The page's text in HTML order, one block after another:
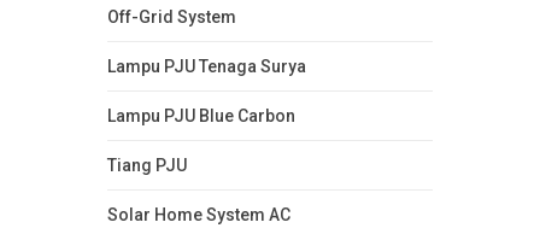
Off-Grid System
Lampu PJU Tenaga Surya
Lampu PJU Blue Carbon
Tiang PJU
Solar Home System AC